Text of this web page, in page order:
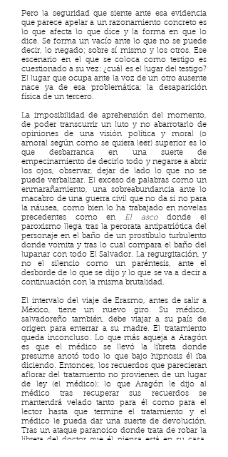
Pero la seguridad que siente ante esa evidencia
que parece apelar a un razonamiento concreto es
lo que afecta lo que dice y la forma en que lo
dice. Se forma un vacío ante lo que no se puede
decir, lo negado; sobre sí mismo y los otros. Ese
escenario en el que se coloca como testigo es
cuestionado a su vez: ¿cuál es el lugar del testigo?
El lugar que ocupa ante la voz de un otro ausente
nace ya de esa problemática: la desaparición
física de un tercero.
La imposibilidad de aprehensión del momento,
de poder transcurrir un luto y no abarrotarlo de
opiniones de una visión política y moral (o
amoral según como se quiera leer) superior es lo
que desbarranca en una suerte de
empecinamiento de decirlo todo y negarse a abrir
los ojos, observar, dejar de lado lo que no se
puede verbalizar. El exceso de palabras como un
enmarañamiento, una sobreabundancia ante lo
macabro de una guerra civil que no da si no para
la náusea, como bien lo ha trabajado en novelas
precedentes como en El ascodonde el
paroxismo llega tras la perorata antipatriótica del
personaje en el baño de un prostíbulo turbulento
donde vomita y tras lo cual compara el baño del
lupanar con todo El Salvador. La regurgitación, y
no el silencio como un paréntesis, ante el
desborde de lo que se dijo y lo que se va a decir a
continuación con la misma brutalidad.
El intervalo del viaje de Erasmo, antes de salir a
México, tiene un nuevo giro. Su médico,
salvadoreño también, debe viajar a su país de
origen para enterrar a su madre. El tratamiento
queda inconcluso. Lo que más aqueja a Aragón
es que el médico se llevó la libreta donde
presume anotó todo lo que bajo hipnosis él iba
diciendo. Entonces, los recuerdos que parecieran
aflorar del tratamiento no provienen de un lugar
de ley (el médico); lo que Aragón le dijo al
médico tras recuperar sus recuerdos se
mantendrá velado tanto para él como para el
lector hasta que termine el tratamiento y el
médico le pueda dar una suerte de devolución.
Tras un ataque paranoico donde trata de robar la
libreta del doctor que él piensa está en su casa,